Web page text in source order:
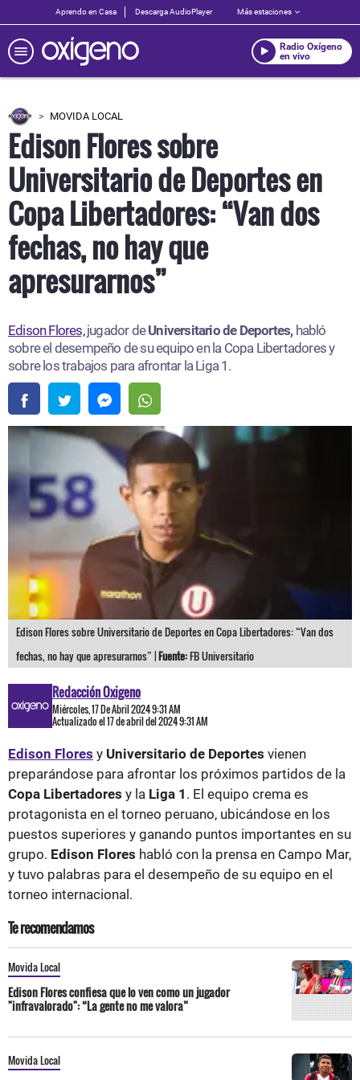
Aprendo en Casa Descarga AudioPlayer Más estaciones
Radio Oxígeno
en vivo
MOVIDA LOCAL
Edison Flores sobre
Universitario de Deportes en
Copa Libertadores: “Van dos
fechas, no hay que
apresurarnos”
Edison Flores,jugador deUniversitario de Deportes,habló
sobre el desempeño de su equipo en la Copa Libertadores y
sobre los trabajos para afrontar la Liga 1.
Edison Flores sobre Universitario de Deportes en Copa Libertadores: “Van dos
fechas, no hay que apresurarnos” |Fuente:FB Universitario
Redacción Oxigeno
Miércoles, 17 De Abril 2024 9:31 AM
Actualizado el 17 de abril del 2024 9:31 AM
Edison Flores y Universitario de Deportes vienen
preparándose para afrontar los próximos partidos de la
Copa Libertadores y la Liga 1 . El equipo crema es
protagonista en el torneo peruano, ubicándose en los
puestos superiores y ganando puntos importantes en su
grupo. Edison Flores habló con la prensa en Campo Mar,
y tuvo palabras para el desempeño de su equipo en el
torneo internacional.
Te recomendamos
Movida Local
Edison Flores confiesa que lo ven como un jugador
"infravalorado": “La gente no me valora”
Movida Local